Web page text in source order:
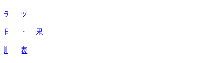
チケット
日程・結果
順位表